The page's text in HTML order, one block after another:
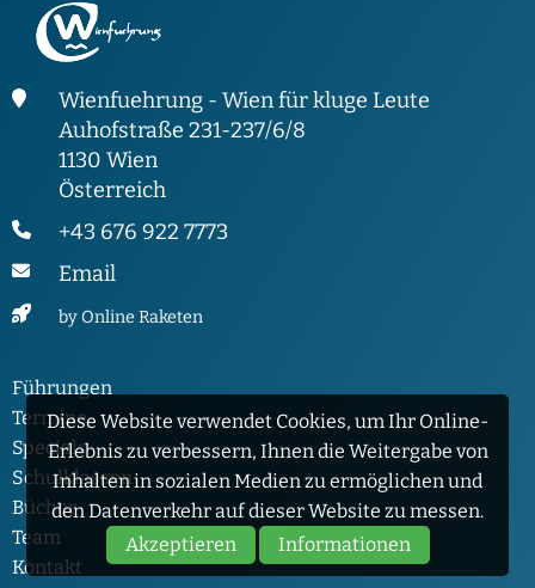
Diese Website verwendet Cookies, um Ihr Online-
Erlebnis zu verbessern, Ihnen die Weitergabe von
Inhalten in sozialen Medien zu ermöglichen und
den Datenverkehr auf dieser Website zu messen.
Akzeptieren
Informationen
Wienfuehrung - Wien für kluge Leute
Auhofstraße 231-237/6/8
1130 Wien
Österreich
+43 676 922 7773
Email
by Online Raketen
Führungen
Termine
Specials
Schulklassen
Bücher
Team
Kontakt